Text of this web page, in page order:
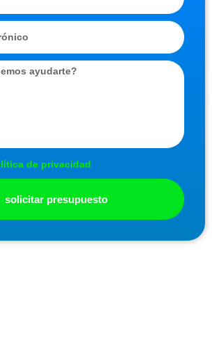
de privacidad
solicitar presupuesto